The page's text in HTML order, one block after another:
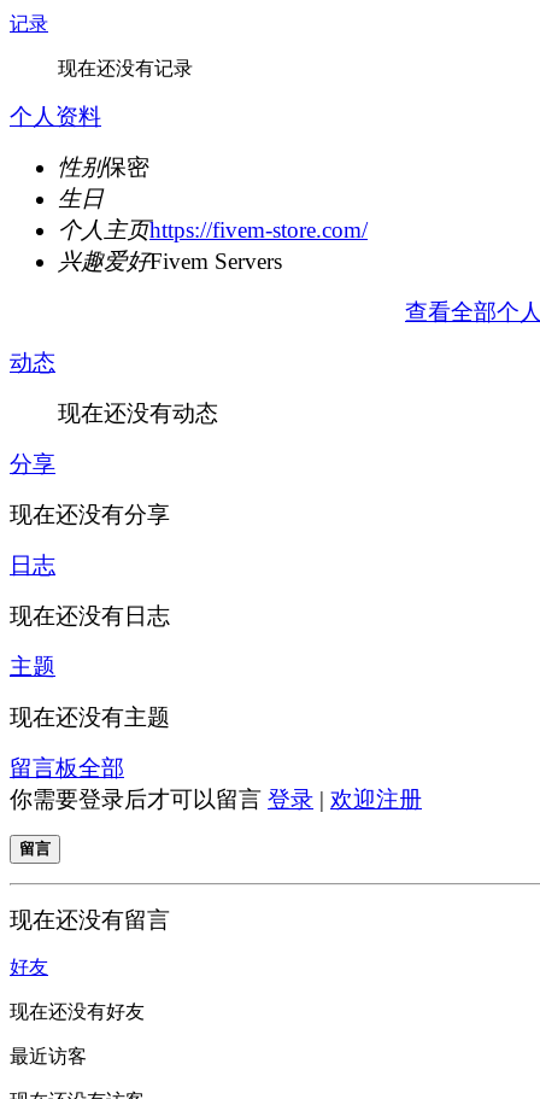
记录
现在还没有记录
个人资料
性别保密
生日
个人主页https://fivem-store.com/
兴趣爱好Fivem Servers
查看全部个
动态
现在还没有动态
分享
现在还没有分享
日志
现在还没有日志
主题
现在还没有主题
留言板全部
你需要登录后才可以留言 登录 | 欢迎注册
留言
现在还没有留言
好友
现在还没有好友
最近访客